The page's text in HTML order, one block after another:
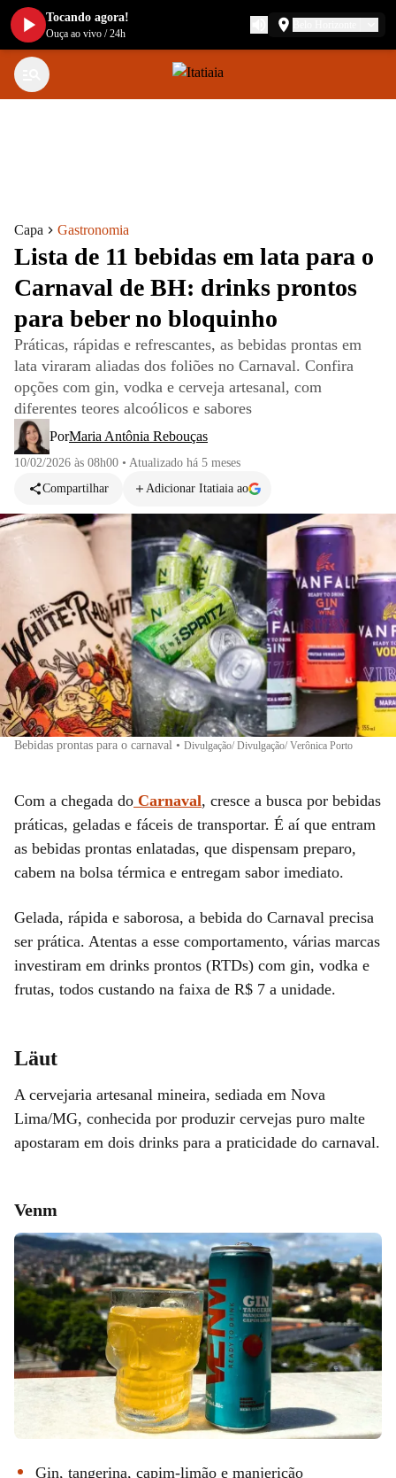
Capa Gastronomia
Lista de 11 bebidas em lata para o
Carnaval de BH: drinks prontos
para beber no bloquinho
Práticas, rápidas e refrescantes, as bebidas prontas em
lata viraram aliadas dos foliões no Carnaval. Confira
opções com gin, vodka e cerveja artesanal, com
diferentes teores alcoólicos e sabores
PorMaria Antônia Rebouças
10/02/2026 às 08h00 • Atualizado há 5 meses
Compartilhar
Adicionar Itatiaia ao
Bebidas prontas para o carnaval • Divulgação/ Divulgação/ Verônica Porto
Com a chegada do Carnaval, cresce a busca por bebidas
práticas, geladas e fáceis de transportar. É aí que entram
as bebidas prontas enlatadas, que dispensam preparo,
cabem na bolsa térmica e entregam sabor imediato.
Gelada, rápida e saborosa, a bebida do Carnaval precisa
ser prática. Atentas a esse comportamento, várias marcas
investiram em drinks prontos (RTDs) com gin, vodka e
frutas, todos custando na faixa de R$ 7 a unidade.
Läut
A cervejaria artesanal mineira, sediada em Nova
Lima/MG, conhecida por produzir cervejas puro malte
apostaram em dois drinks para a praticidade do carnaval.
Venm
Gin, tangerina, capim-limão e manjericão
Tocando agora!
Ouça ao vivo /24h